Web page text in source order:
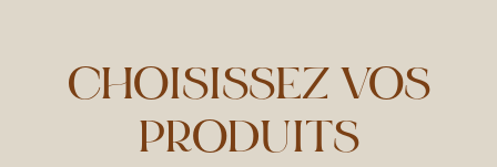
CHOISISSEZ VOS
PRODUITS